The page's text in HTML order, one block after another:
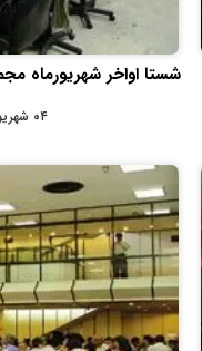
شستا اواخر شهریورماه
۰۴ شهریور ۱۳۹۹ - ۱۰:۳۴